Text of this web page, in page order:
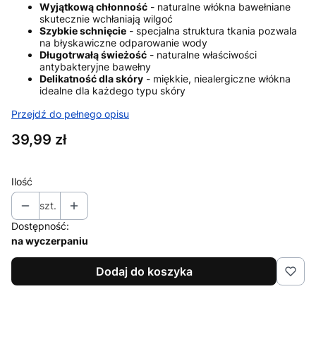
Wyjątkową chłonność - naturalne włókna bawełniane
skutecznie wchłaniają wilgoć
Szybkie schnięcie - specjalna struktura tkania pozwala
na błyskawiczne odparowanie wody
Długotrwałą świeżość - naturalne właściwości
antybakteryjne bawełny
Delikatność dla skóry - miękkie, niealergiczne włókna
idealne dla każdego typu skóry
Przejdź do pełnego opisu
Cena
39,99 zł
Ilość
szt.
Dostępność:
na wyczerpaniu
Dodaj do koszyka